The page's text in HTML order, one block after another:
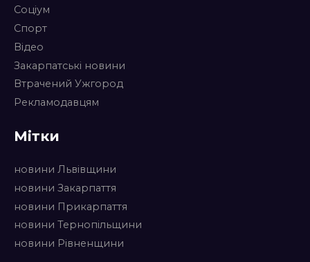
Соціум
Спорт
Відео
Закарпатські новини
Втрачений Ужгород
Рекламодавцям
Мітки
новини Львівщини
новини Закарпаття
новини Прикарпаття
новини Тернопільщини
новини Рівненщини